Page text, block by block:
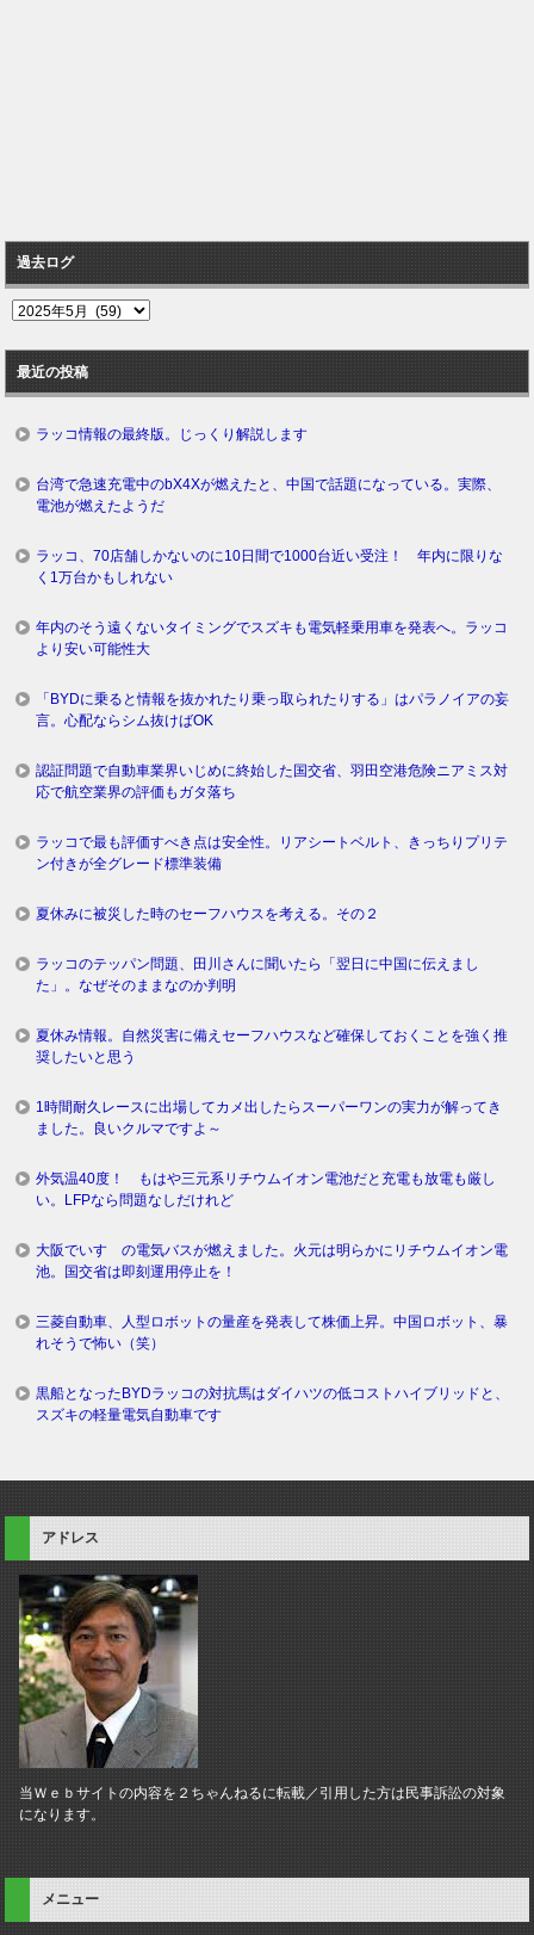
過去ログ
過
ロ
グ
最近の投稿
ラッコ情報の最終版。じっくり解説します
台湾で急速充電中のbX4Xが燃えたと、中国で話題になっている。実際、
電池が燃えたようだ
ラッコ、70店舗しかないのに10日間で1000台近い受注！ 年内に限りな
く1万台かもしれない
年内のそう遠くないタイミングでスズキも電気軽乗用車を発表へ。ラッコ
より安い可能性大
「BYDに乗ると情報を抜かれたり乗っ取られたりする」はパラノイアの妄
言。心配ならシム抜けばOK
認証問題で自動車業界いじめに終始した国交省、羽田空港危険ニアミス対
応で航空業界の評価もガタ落ち
ラッコで最も評価すべき点は安全性。リアシートベルト、きっちりプリテ
ン付きが全グレード標準装備
夏休みに被災した時のセーフハウスを考える。その２
ラッコのテッパン問題、田川さんに聞いたら「翌日に中国に伝えまし
た」。なぜそのままなのか判明
夏休み情報。自然災害に備えセーフハウスなど確保しておくことを強く推
奨したいと思う
1時間耐久レースに出場してカメ出したらスーパーワンの実力が解ってき
ました。良いクルマですよ～
外気温40度！ もはや三元系リチウムイオン電池だと充電も放電も厳し
い。LFPなら問題なしだけれど
大阪でいすゞの電気バスが燃えました。火元は明らかにリチウムイオン電
池。国交省は即刻運用停止を！
三菱自動車、人型ロボットの量産を発表して株価上昇。中国ロボット、暴
れそうで怖い（笑）
黒船となったBYDラッコの対抗馬はダイハツの低コストハイブリッドと、
スズキの軽量電気自動車です
アドレス
当Ｗｅｂサイトの内容を２ちゃんねるに転載／引用した方は民事訴訟の対象
になります。
メニュー